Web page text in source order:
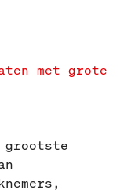
met grote